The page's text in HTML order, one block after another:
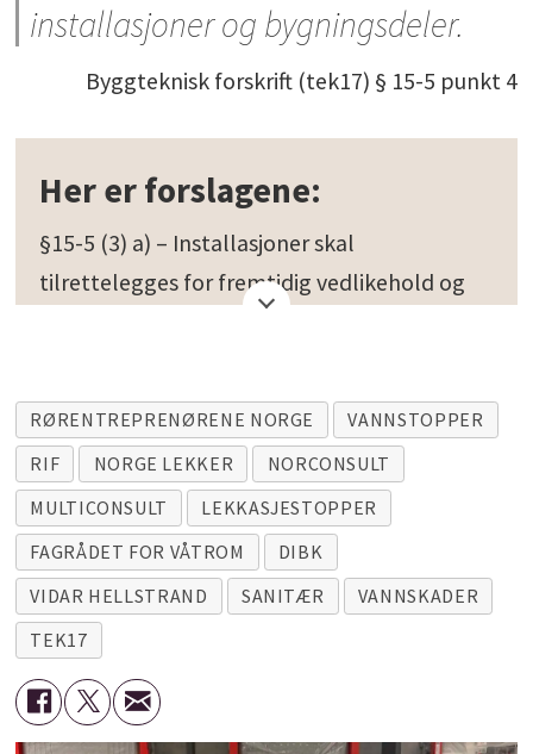
installasjoner og bygningsdeler.
Byggteknisk forskrift (tek17) § 15-5 punkt 4
Her er forslagene:
§15-5 (3) a) – Installasjoner skal
tilrettelegges for fremtidig vedlikehold og
Tilrettelegging for fremtidig vedlikehold og
utskiftning av installasjonen er spesielt viktig
for den delen av vanninstallasjonen som
ligger skjult i vegg, tak, gulv eller
etasjeskiller.
Rør i sprinkleranlegg kan støpes inn der
dette er i samsvar med gjeldende norske
standarder og produktdokumentasjon med
RØRENTREPRENØRENE NORGE
VANNSTOPPER
RIF
NORGE LEKKER
NORCONSULT
MULTICONSULT
LEKKASJESTOPPER
FAGRÅDET FOR VÅTROM
DIBK
VIDAR HELLSTRAND
SANITÆR
VANNSKADER
TEK17